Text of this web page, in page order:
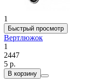
1
Быстрый просмотр
Вертлюжок
1
2447
5 р.
В корзину